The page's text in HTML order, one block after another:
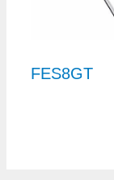
FES8GT